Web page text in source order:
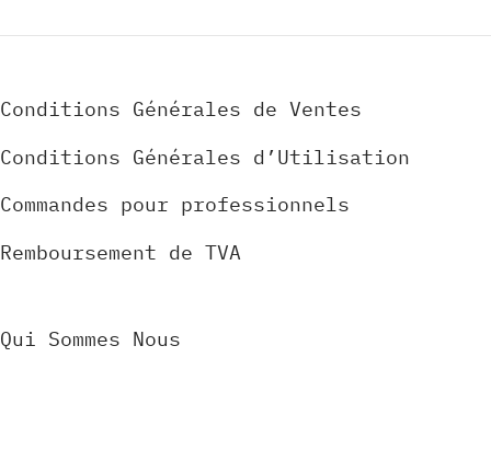
Conditions Générales de Ventes
Conditions Générales d’Utilisation
Commandes pour professionnels
Remboursement de TVA
Qui Sommes Nous